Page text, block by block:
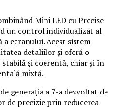
Mini LED cu Precise
un control individualizat al
ecranului. Acest sistem
detaliilor și oferă o
și coerentă, chiar și în
mixtă.
generația a 7-a dezvoltat de
de precizie prin reducerea